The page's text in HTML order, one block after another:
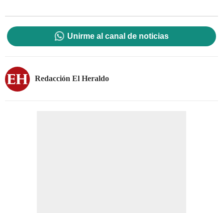
Unirme al canal de noticias
Redacción El Heraldo